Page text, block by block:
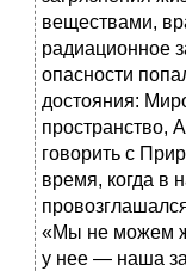
веществами,
радиационное
опасности
достояния:
пространство,
говорить с
время, когда в
«Мы не можем
у нее — наша